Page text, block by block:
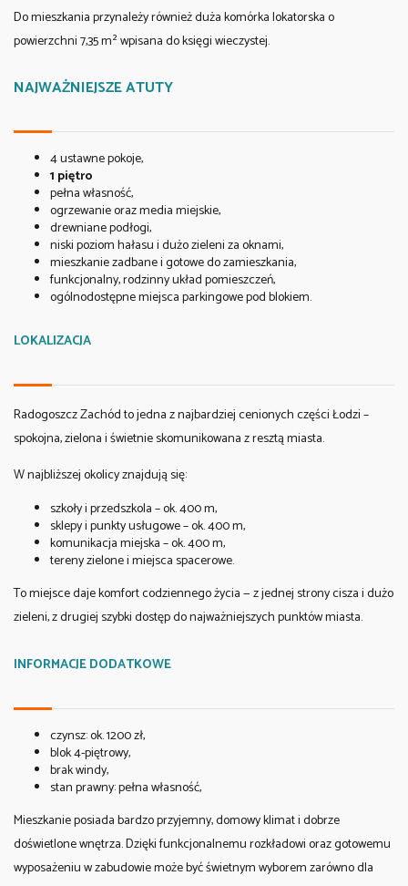
Do mieszkania przynależy również duża komórka lokatorska o
powierzchni 7,35 m² wpisana do księgi wieczystej.
NAJWAŻNIEJSZE ATUTY
4 ustawne pokoje,
1 piętro
pełna własność,
ogrzewanie oraz media miejskie,
drewniane podłogi,
niski poziom hałasu i dużo zieleni za oknami,
mieszkanie zadbane i gotowe do zamieszkania,
funkcjonalny, rodzinny układ pomieszczeń,
ogólnodostępne miejsca parkingowe pod blokiem.
LOKALIZACJA
Radogoszcz Zachód to jedna z najbardziej cenionych części Łodzi –
spokojna, zielona i świetnie skomunikowana z resztą miasta.
W najbliższej okolicy znajdują się:
szkoły i przedszkola – ok. 400 m,
sklepy i punkty usługowe – ok. 400 m,
komunikacja miejska – ok. 400 m,
tereny zielone i miejsca spacerowe.
To miejsce daje komfort codziennego życia — z jednej strony cisza i dużo
zieleni, z drugiej szybki dostęp do najważniejszych punktów miasta.
INFORMACJE DODATKOWE
czynsz: ok. 1200 zł,
blok 4-piętrowy,
brak windy,
stan prawny: pełna własność,
Mieszkanie posiada bardzo przyjemny, domowy klimat i dobrze
doświetlone wnętrza. Dzięki funkcjonalnemu rozkładowi oraz gotowemu
wyposażeniu w zabudowie może być świetnym wyborem zarówno dla